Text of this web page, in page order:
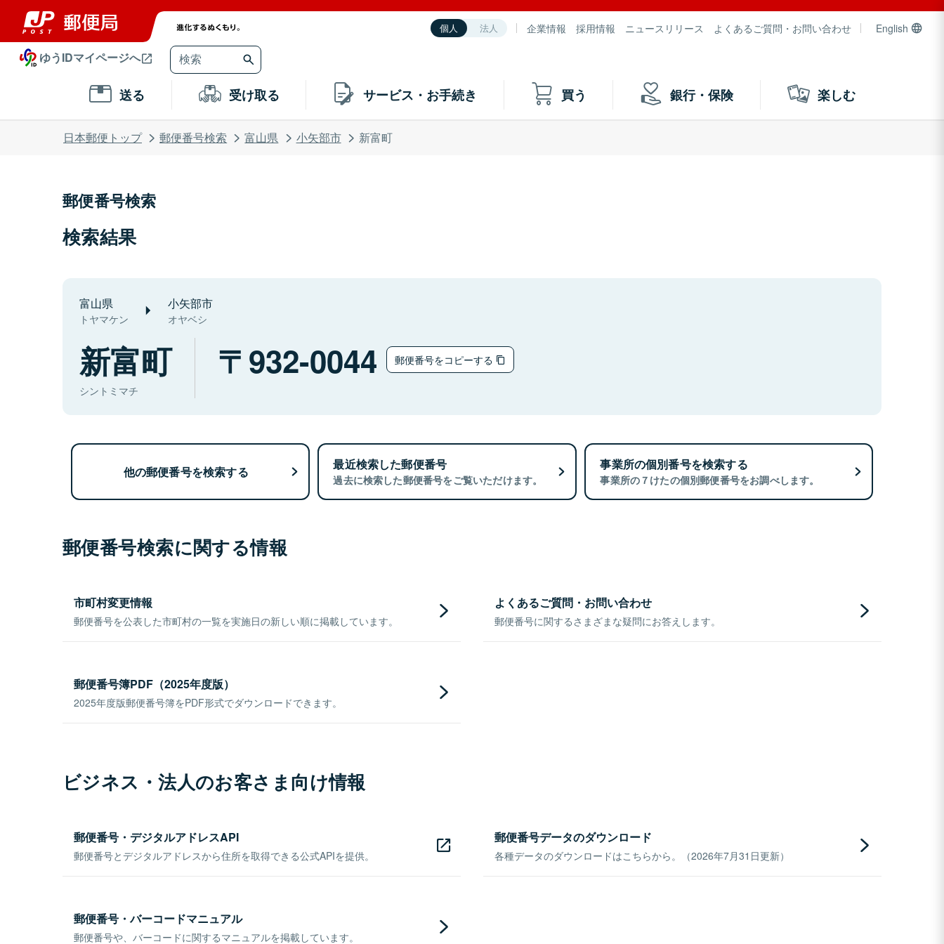
個人 法人 企業情報 採用情報 ニュースリリース よくあるご質問・お問い合わせ English
ゆうIDマイページへ
送る 受け取る サービス・お手続き 買う 銀行・保険 楽しむ
日本郵便トップ 郵便番号検索 富山県 小矢部市 新富町
郵便番号検索
検索結果
富山県
トヤマケン
小矢部市
オヤベシ
新富町
シントミマチ
932-0044 郵便番号をコピーする
他の郵便番号を検索する 最近検索した郵便番号
過去に検索した郵便番号をご覧いただけます。
事業所の個別番号を検索する
事業所の７けたの個別郵便番号をお調べします。
郵便番号検索に関する情報
市町村変更情報
郵便番号を公表した市町村の一覧を実施日の新しい順に掲載しています。
よくあるご質問・お問い合わせ
郵便番号に関するさまざまな疑問にお答えします。
郵便番号簿PDF（2025年度版）
2025年度版郵便番号簿をPDF形式でダウンロードできます。
ビジネス・法人のお客さま向け情報
郵便番号・デジタルアドレスAPI
郵便番号とデジタルアドレスから住所を取得できる公式APIを提供。
郵便番号データのダウンロード
各種データのダウンロードはこちらから。（2026年7月31日更新）
郵便番号・バーコードマニュアル
郵便番号や、バーコードに関するマニュアルを掲載しています。